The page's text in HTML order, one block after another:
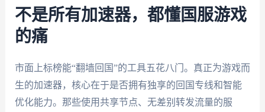
不是所有加速器，都懂国服游戏
的痛
市面上标榜能“翻墙回国”的工具五花八门。真正为游戏而
生的加速器，核心在于是否拥有独享的回国专线和智能
优化能力。那些使用共享节点、无差别转发流量的服